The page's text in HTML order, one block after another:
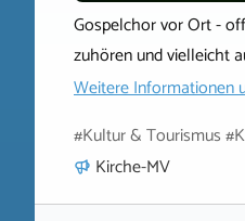
Gospelchor vor Ort -
zuhören und vielleicht
Weitere Informationen
#Kultur & Tourismus
Kirche-MV